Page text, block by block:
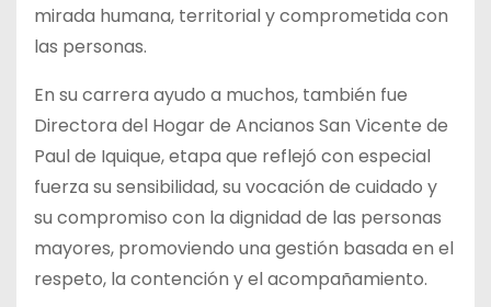
mirada humana, territorial y comprometida con
las personas.
En su carrera ayudo a muchos, también fue
Directora del Hogar de Ancianos San Vicente de
Paul de Iquique, etapa que reflejó con especial
fuerza su sensibilidad, su vocación de cuidado y
su compromiso con la dignidad de las personas
mayores, promoviendo una gestión basada en el
respeto, la contención y el acompañamiento.